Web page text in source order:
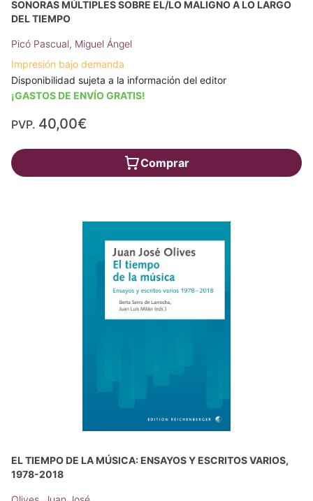
SONORAS MÚLTIPLES SOBRE EL/LO MALIGNO A LO LARGO
DEL TIEMPO
Picó Pascual, Miguel Ángel
Impresión bajo demanda
Disponibilidad sujeta a la información del editor
¡GASTOS DE ENVÍO GRATIS!
PVP. 40,00€
Comprar
EL TIEMPO DE LA MÚSICA: ENSAYOS Y ESCRITOS VARIOS,
1978-2018